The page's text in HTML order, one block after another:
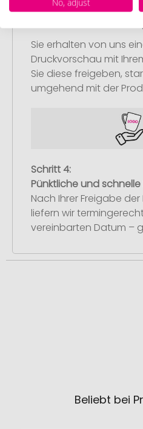
Schritt 3:
Sie erhalten von uns
Druckvorschau mit
Sie diese freigeben,
umgehend mit der
Schritt 4:
Pünktliche und
Nach Ihrer Freigabe
liefern wir
vereinbarten Datum –
Beliebt bei